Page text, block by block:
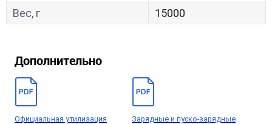
Вес, г
15000
Дополнительно
Официальная утилизация
Зарядные и пуско-зарядные